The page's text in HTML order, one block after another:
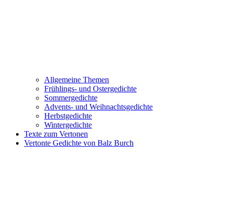
Allgemeine Themen
Frühlings- und Ostergedichte
Sommergedichte
Advents- und Weihnachtsgedichte
Herbstgedichte
Wintergedichte
Texte zum Vertonen
Vertonte Gedichte von Balz Burch